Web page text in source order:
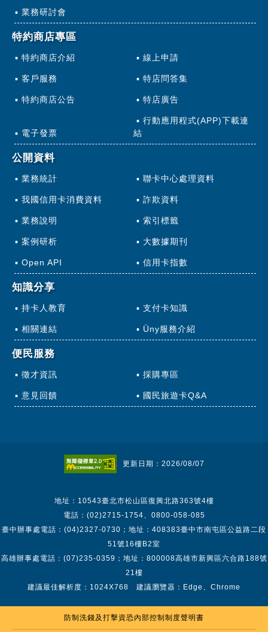
業務研討會
特約商店專區
特約商店介紹 線上申請
客戶服務 特店問答集
特約商店公告 特店廣告
電子發票
行動應用程式(APP)下載連
結
公開資料
業務統計 聯卡中心處理資料
我國信用卡消費資料 詐欺資料
業務說明 索引標籤
案例研析 大數據期刊
Open API 信用卡指數
知識分享
持卡人教育 支付卡知識
相關連結 Üny服務介紹
便民服務
徵才資訊 採購專區
意見回饋 國民旅遊卡Q&A
更新日期：2026/08/07
地址：10543臺北市松山區復興北路363號4樓
電話：(02)2715-1754、0800-058-085
臺中辦事處電話：(04)2327-0730；地址：408383臺中市南屯區公益路二段
51號16樓B2室
高雄辦事處電話：(07)235-0359；地址：800008高雄市新興區六合路188號
21樓
建議最佳解析度：1024X768 建議瀏覽器：Edge、Chrome
防制洗錢及打擊資恐內部控制制度聲明書